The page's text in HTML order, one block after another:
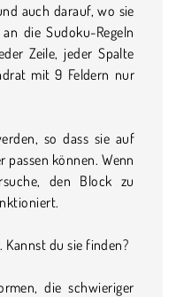
auch darauf, wo sie
die Sudoku-Regeln
Zeile, jeder Spalte
mit 9 Feldern nur
so dass sie auf
passen können. Wenn
den Block zu
Kannst du sie finden?
die schwieriger